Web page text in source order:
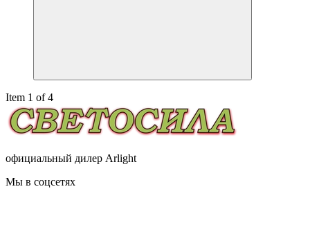
Item 1 of 4
официальный дилер Arlight
Мы в соцсетях